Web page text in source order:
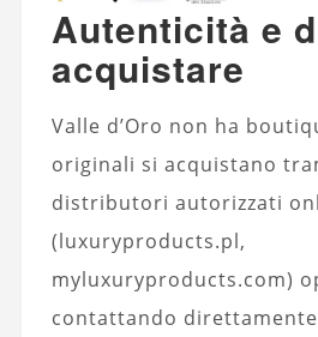
Autenticità e
acquistare
Valle d’Oro non ha
originali si acquistano
distributori autorizzati
(luxuryproducts.pl,
myluxuryproducts.com)
contattando direttamente